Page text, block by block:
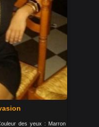
des yeux : Marron